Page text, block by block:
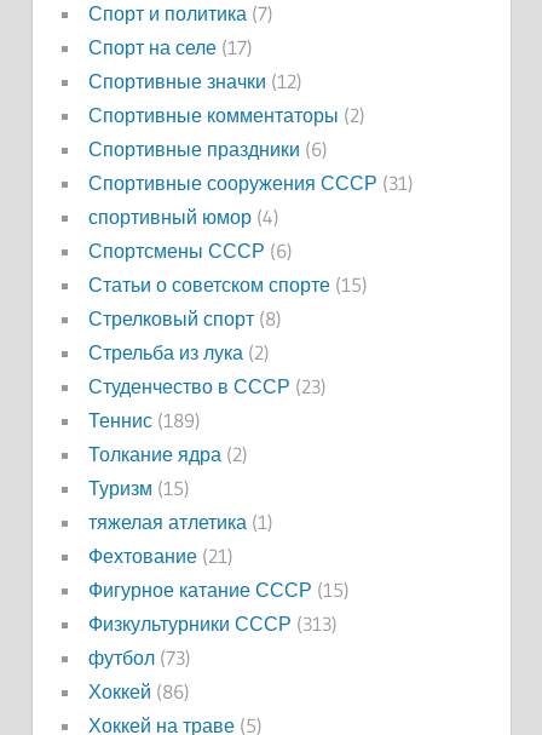
Спорт и политика(7)
Спорт на селе(17)
Спортивные значки (12)
Спортивные комментаторы (2)
Спортивные праздники (6)
Спортивные сооружения СССР (31)
спортивный юмор(4)
Спортсмены СССР (6)
Статьи о советском спорте(15)
Стрелковый спорт(8)
Стрельба из лука(2)
Студенчество в СССР (23)
Теннис(189)
Толкание ядра(2)
Туризм (15)
тяжелая атлетика(1)
Фехтование(21)
Фигурное катание СССР (15)
Физкультурники СССР (313)
футбол(73)
Хоккей (86)
Хоккей на траве(5)